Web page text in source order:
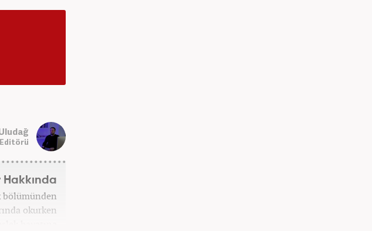
Hakkında
bölümünden
okurken
hayatına